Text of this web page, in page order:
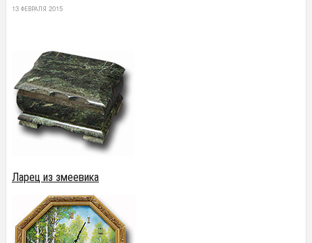
13 ФЕВРАЛЯ 2015
Ларец из змеевика